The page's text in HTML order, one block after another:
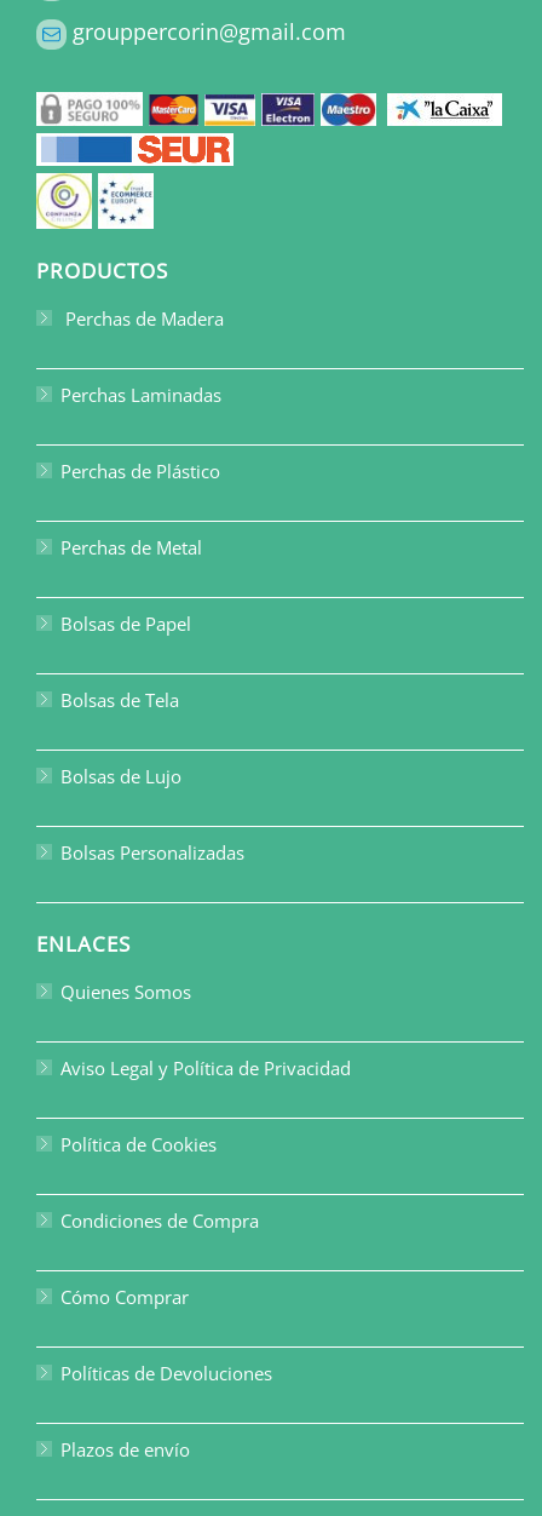
grouppercorin@gmail.com
PRODUCTOS
Perchas de Madera
Perchas Laminadas
Perchas de Plástico
Perchas de Metal
Bolsas de Papel
Bolsas de Tela
Bolsas de Lujo
Bolsas Personalizadas
ENLACES
Quienes Somos
Aviso Legal y Política de Privacidad
Política de Cookies
Condiciones de Compra
Cómo Comprar
Políticas de Devoluciones
Plazos de envío